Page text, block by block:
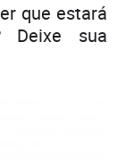
que estará
Deixe sua